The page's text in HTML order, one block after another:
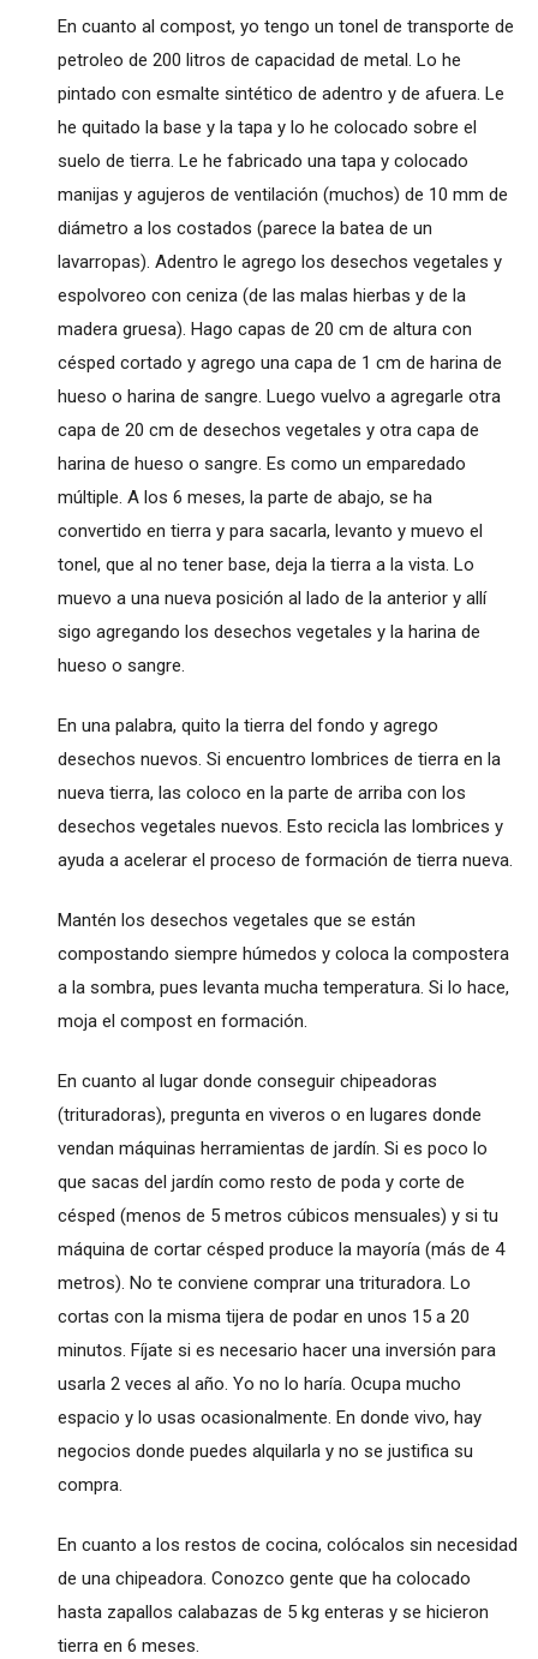
En cuanto al compost, yo tengo un tonel de transporte de
petroleo de 200 litros de capacidad de metal. Lo he
pintado con esmalte sintético de adentro y de afuera. Le
he quitado la base y la tapa y lo he colocado sobre el
suelo de tierra. Le he fabricado una tapa y colocado
manijas y agujeros de ventilación (muchos) de 10 mm de
diámetro a los costados (parece la batea de un
lavarropas). Adentro le agrego los desechos vegetales y
espolvoreo con ceniza (de las malas hierbas y de la
madera gruesa). Hago capas de 20 cm de altura con
césped cortado y agrego una capa de 1 cm de harina de
hueso o harina de sangre. Luego vuelvo a agregarle otra
capa de 20 cm de desechos vegetales y otra capa de
harina de hueso o sangre. Es como un emparedado
múltiple. A los 6 meses, la parte de abajo, se ha
convertido en tierra y para sacarla, levanto y muevo el
tonel, que al no tener base, deja la tierra a la vista. Lo
muevo a una nueva posición al lado de la anterior y allí
sigo agregando los desechos vegetales y la harina de
hueso o sangre.
En una palabra, quito la tierra del fondo y agrego
desechos nuevos. Si encuentro lombrices de tierra en la
nueva tierra, las coloco en la parte de arriba con los
desechos vegetales nuevos. Esto recicla las lombrices y
ayuda a acelerar el proceso de formación de tierra nueva.
Mantén los desechos vegetales que se están
compostando siempre húmedos y coloca la compostera
a la sombra, pues levanta mucha temperatura. Si lo hace,
moja el compost en formación.
En cuanto al lugar donde conseguir chipeadoras
(trituradoras), pregunta en viveros o en lugares donde
vendan máquinas herramientas de jardín. Si es poco lo
que sacas del jardín como resto de poda y corte de
césped (menos de 5 metros cúbicos mensuales) y si tu
máquina de cortar césped produce la mayoría (más de 4
metros). No te conviene comprar una trituradora. Lo
cortas con la misma tijera de podar en unos 15 a 20
minutos. Fíjate si es necesario hacer una inversión para
usarla 2 veces al año. Yo no lo haría. Ocupa mucho
espacio y lo usas ocasionalmente. En donde vivo, hay
negocios donde puedes alquilarla y no se justifica su
compra.
En cuanto a los restos de cocina, colócalos sin necesidad
de una chipeadora. Conozco gente que ha colocado
hasta zapallos calabazas de 5 kg enteras y se hicieron
tierra en 6 meses.